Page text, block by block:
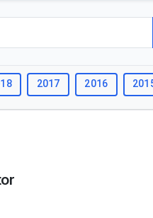
2017 2016